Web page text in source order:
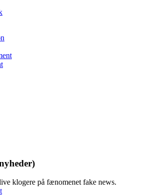
klogere på fænomenet fake news.